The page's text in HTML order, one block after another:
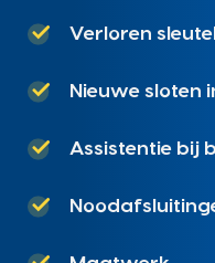
Verloren
Nieuwe sloten
Assistentie bij